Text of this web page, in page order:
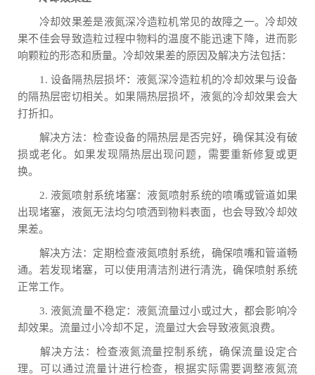
冷却效果差是液氮深冷造粒机常见的故障之一。冷却效
果不佳会导致造粒过程中物料的温度不能迅速下降，进而影
响颗粒的形态和质量。冷却效果差的原因及解决方法包括：
1. 设备隔热层损坏：液氮深冷造粒机的冷却效果与设备
的隔热层密切相关。如果隔热层损坏，液氮的冷却效果会大
打折扣。
解决方法：检查设备的隔热层是否完好，确保其没有破
损或老化。如果发现隔热层出现问题，需要重新修复或更
换。
2. 液氮喷射系统堵塞：液氮喷射系统的喷嘴或管道如果
出现堵塞，液氮无法均匀喷洒到物料表面，也会导致冷却效
果差。
解决方法：定期检查液氮喷射系统，确保喷嘴和管道畅
通。若发现堵塞，可以使用清洁剂进行清洗，确保喷射系统
正常工作。
3. 液氮流量不稳定：液氮流量过小或过大，都会影响冷
却效果。流量过小冷却不足，流量过大会导致液氮浪费。
解决方法：检查液氮流量控制系统，确保流量设定合
理。可以通过流量计进行检查，根据实际需要调整液氮流